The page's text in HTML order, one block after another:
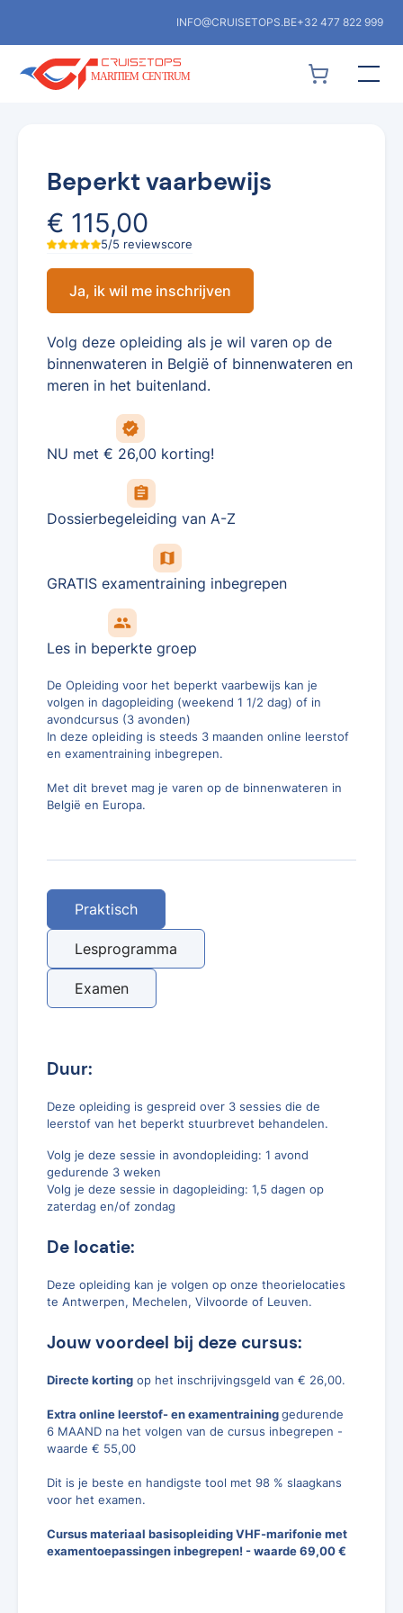
INFO@CRUISETOPS.BE+32 477 822 999
Beperkt vaarbewijs
€ 115,00
5/5 reviewscore
Ja, ik wil me inschrijven
Volg deze opleiding als je wil varen op de
binnenwateren in België of binnenwateren en
meren in het buitenland.
verified
NU met € 26,00 korting!
assignment
Dossierbegeleiding van A-Z
map
GRATIS examentraining inbegrepen
group
Les in beperkte groep
De Opleiding voor het beperkt vaarbewijs kan je
volgen in dagopleiding (weekend 1 1/2 dag) of in
avondcursus (3 avonden)
In deze opleiding is steeds 3 maanden online leerstof
en examentraining inbegrepen.
Met dit brevet mag je varen op de binnenwateren in
België en Europa.
Praktisch
Lesprogramma
Examen
Duur:
Deze opleiding is gespreid over 3 sessies die de
leerstof van het beperkt stuurbrevet behandelen.
Volg je deze sessie in avondopleiding: 1 avond
gedurende 3 weken
Volg je deze sessie in dagopleiding: 1,5 dagen op
zaterdag en/of zondag
De locatie:
Deze opleiding kan je volgen op onze theorielocaties
te Antwerpen, Mechelen, Vilvoorde of Leuven.
Jouw voordeel bij deze cursus:
Directe korting op het inschrijvingsgeld van € 26,00.
Extra online leerstof- en examentraining gedurende
6 MAAND na het volgen van de cursus inbegrepen -
waarde € 55,00
Dit is je beste en handigste tool met 98 % slaagkans
voor het examen.
Cursus materiaal basisopleiding VHF-marifonie met
examentoepassingen inbegrepen! - waarde 69,00 €